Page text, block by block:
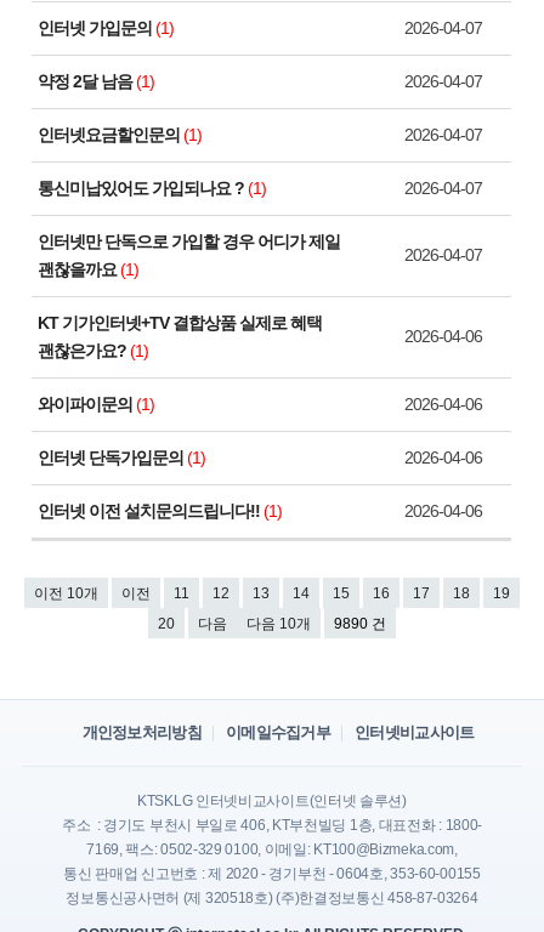
인터넷 가입문의 (1) 2026-04-07
약정 2달 남음(1) 2026-04-07
인터넷요금할인문의 (1) 2026-04-07
통신미납있어도 가입되나요 ? (1) 2026-04-07
인터넷만 단독으로 가입할 경우 어디가 제일
괜찮을까요 (1)
2026-04-07
KT 기가인터넷+TV 결합상품 실제로 혜택
괜찮은가요? (1)
2026-04-06
와이파이문의 (1) 2026-04-06
인터넷 단독가입문의 (1) 2026-04-06
인터넷 이전 설치문의드립니다!! (1) 2026-04-06
이전 10개 이전 11 12 13 14 15 16 17 18
19
20
다음 다음 10개 9890 건
개인정보처리방침 이메일수집거부 인터넷비교사이트
KTSKLG 인터넷비교사이트(인터넷 솔루션)
주소 : 경기도 부천시 부일로 406, KT부천빌딩 1층, 대표전화 : 1800-
7169, 팩스: 0502-329 0100, 이메일: KT100@Bizmeka.com,
통신 판매업 신고번호 : 제 2020 - 경기부천 - 0604호, 353-60-00155
정보통신공사면허 (제 320518호) (주)한결정보통신 458-87-03264